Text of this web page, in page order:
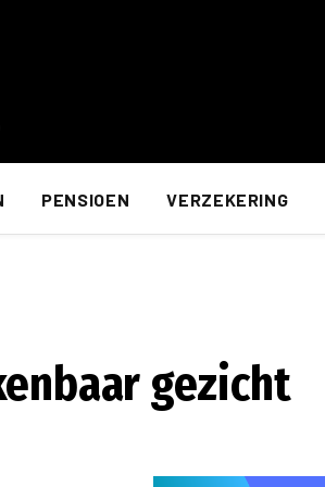
PENSIOEN VERZEKERING
gezicht